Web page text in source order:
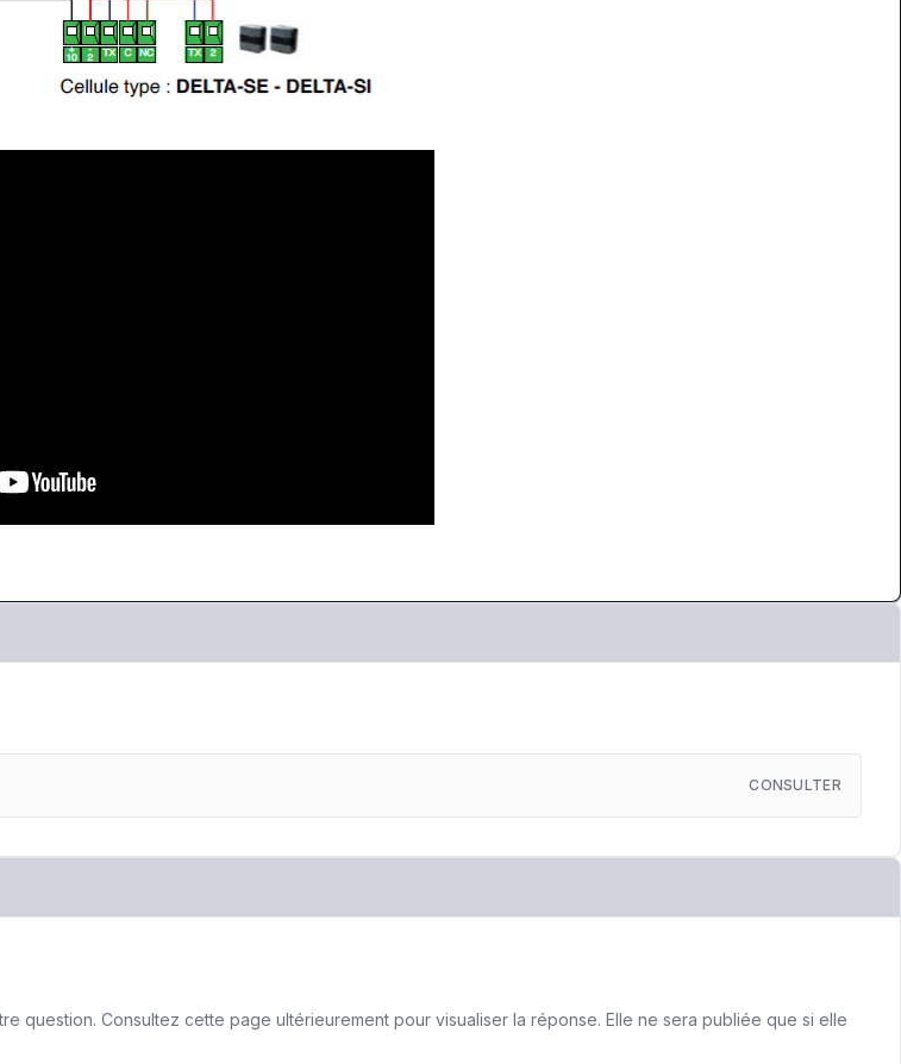
CONSULTER
question. Consultez cette page ultérieurement pour visualiser la réponse. Elle ne sera publiée que si elle